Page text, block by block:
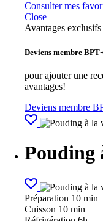
Consulter mes
Close
Avantages exclusifs
Deviens membre
pour ajouter une
avantages!
Deviens membre
Pouding
Préparation 10 min
Cuisson 10 min